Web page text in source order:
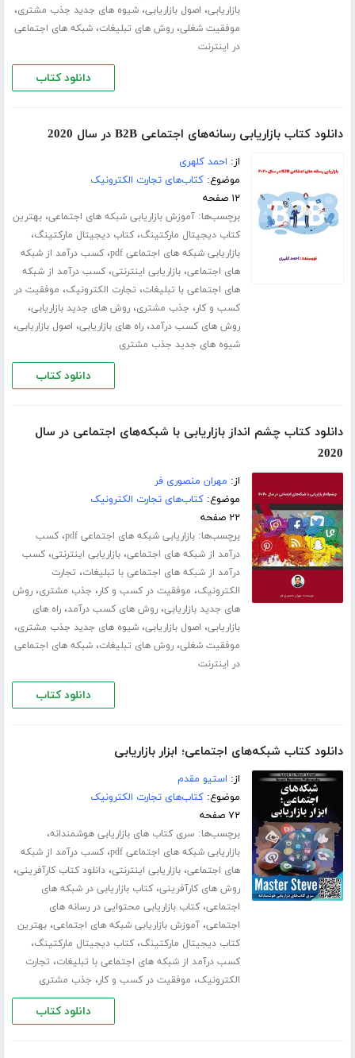
بازاریابی، اصول بازاریابی،شیوه های جدید جذب مشتری،
موفقیت شغلی،روش های تبلیغات،شبکه های اجتماعی
در اینترنت
دانلود کتاب
دانلود کتاب بازاریابی رسانه‌های اجتماعی B2B در سال 2020
از: احمد کلهری
موضوع:کتاب‌های تجارت الکترونیک
۱۲ صفحه
برچسب‌ها:آموزش بازاریابی شبکه های اجتماعی،بهترین
کتاب دیجیتال مارکتینگ،کتاب دیجیتال مارکتینگ،
بازاریابی شبکه های اجتماعی pdf ،کسب درآمد از شبکه
های اجتماعی،بازاریابی اینترنتی،کسب درآمد از شبکه
های اجتماعی با تبلیغات، تجارت الکترونیک، موفقیت در
کسب و کار، جذب مشتری،روش های جدید بازاریابی،
روش های کسب درآمد،راه های بازاریابی، اصول بازاریابی،
شیوه های جدید جذب مشتری
دانلود کتاب
دانلود کتاب چشم انداز بازاریابی با شبکه‌های اجتماعی در سال
2020
از: مهران منصوری فر
موضوع:کتاب‌های تجارت الکترونیک
۲۲ صفحه
برچسب‌ها:بازاریابی شبکه های اجتماعی pdf ،کسب
درآمد از شبکه های اجتماعی،بازاریابی اینترنتی،کسب
درآمد از شبکه های اجتماعی با تبلیغات، تجارت
الکترونیک، موفقیت در کسب و کار، جذب مشتری،روش
های جدید بازاریابی،روش های کسب درآمد،راه های
بازاریابی، اصول بازاریابی،شیوه های جدید جذب مشتری،
موفقیت شغلی،روش های تبلیغات،شبکه های اجتماعی
در اینترنت
دانلود کتاب
دانلود کتاب شبکه‌های اجتماعی؛ ابزار بازاریابی
از: استیو مقدم
موضوع:کتاب‌های تجارت الکترونیک
۷۲ صفحه
برچسب‌ها: سری کتاب های بازاریابی هوشمندانه،
بازاریابی شبکه های اجتماعی pdf ،کسب درآمد از شبکه
های اجتماعی،بازاریابی اینترنتی،دانلود کتاب کارآفرینی،
روش های کارآفرینی،کتاب بازاریابی در شبکه های
اجتماعی،کتاب بازاریابی محتوایی در رسانه های
اجتماعی،آموزش بازاریابی شبکه های اجتماعی،بهترین
کتاب دیجیتال مارکتینگ،کتاب دیجیتال مارکتینگ،
کسب درآمد از شبکه های اجتماعی با تبلیغات، تجارت
الکترونیک، موفقیت در کسب و کار، جذب مشتری
دانلود کتاب